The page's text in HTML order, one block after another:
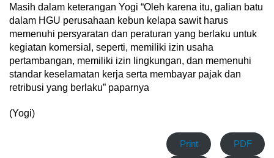
Masih dalam keterangan Yogi “Oleh karena itu, galian batu
dalam HGU perusahaan kebun kelapa sawit harus
memenuhi persyaratan dan peraturan yang berlaku untuk
kegiatan komersial, seperti, memiliki izin usaha
pertambangan, memiliki izin lingkungan, dan memenuhi
standar keselamatan kerja serta membayar pajak dan
retribusi yang berlaku” paparnya
(Yogi)
Print PDF